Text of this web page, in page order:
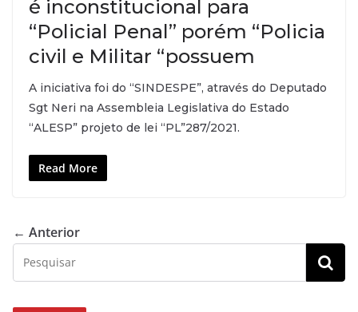
é inconstitucional para
“Policial Penal” porém “Policia
civil e Militar “possuem
A iniciativa foi do “SINDESPE”, através do Deputado
Sgt Neri na Assembleia Legislativa do Estado
“ALESP” projeto de lei “PL”287/2021.
Read More
← Anterior